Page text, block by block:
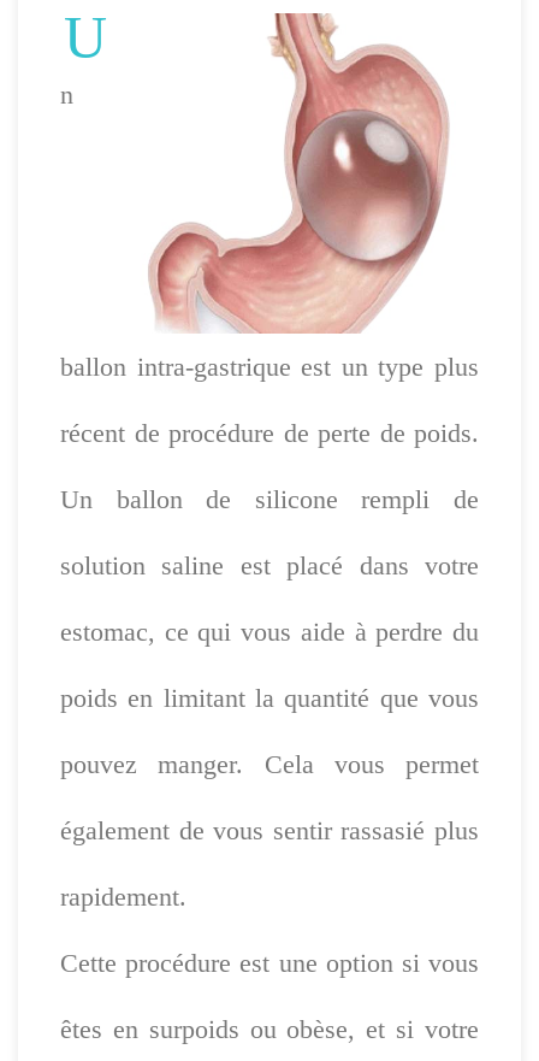
U
n
ballon intra-gastrique est un type plus
récent de procédure de perte de poids.
Un ballon de silicone rempli de
solution saline est placé dans votre
estomac, ce qui vous aide à perdre du
poids en limitant la quantité que vous
pouvez manger. Cela vous permet
également de vous sentir rassasié plus
rapidement.
Cette procédure est une option si vous
êtes en surpoids ou obèse, et si votre